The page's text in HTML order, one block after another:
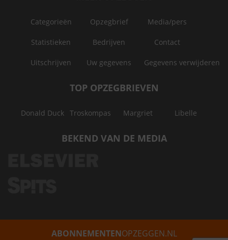
Categorieën Opzegbrief Media/pers
Statistieken Bedrijven Contact
Uitschrijven Uw gegevens Gegevens verwijderen
TOP OPZEGBRIEVEN
Donald Duck Troskompas Margriet Libelle
BEKEND VAN DE MEDIA
ABONNEMENTENOPZEGGEN.NL